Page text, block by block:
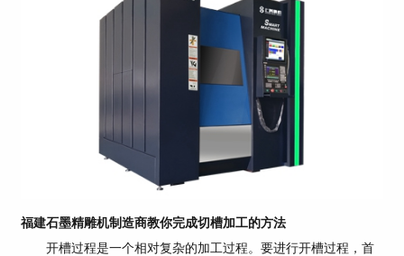
福建石墨精雕机制造商教你完成切槽加工的方法
开槽过程是一个相对复杂的加工过程。要进行开槽过程，首